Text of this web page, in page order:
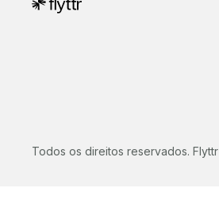
Todos os direitos reservados. Flyttr